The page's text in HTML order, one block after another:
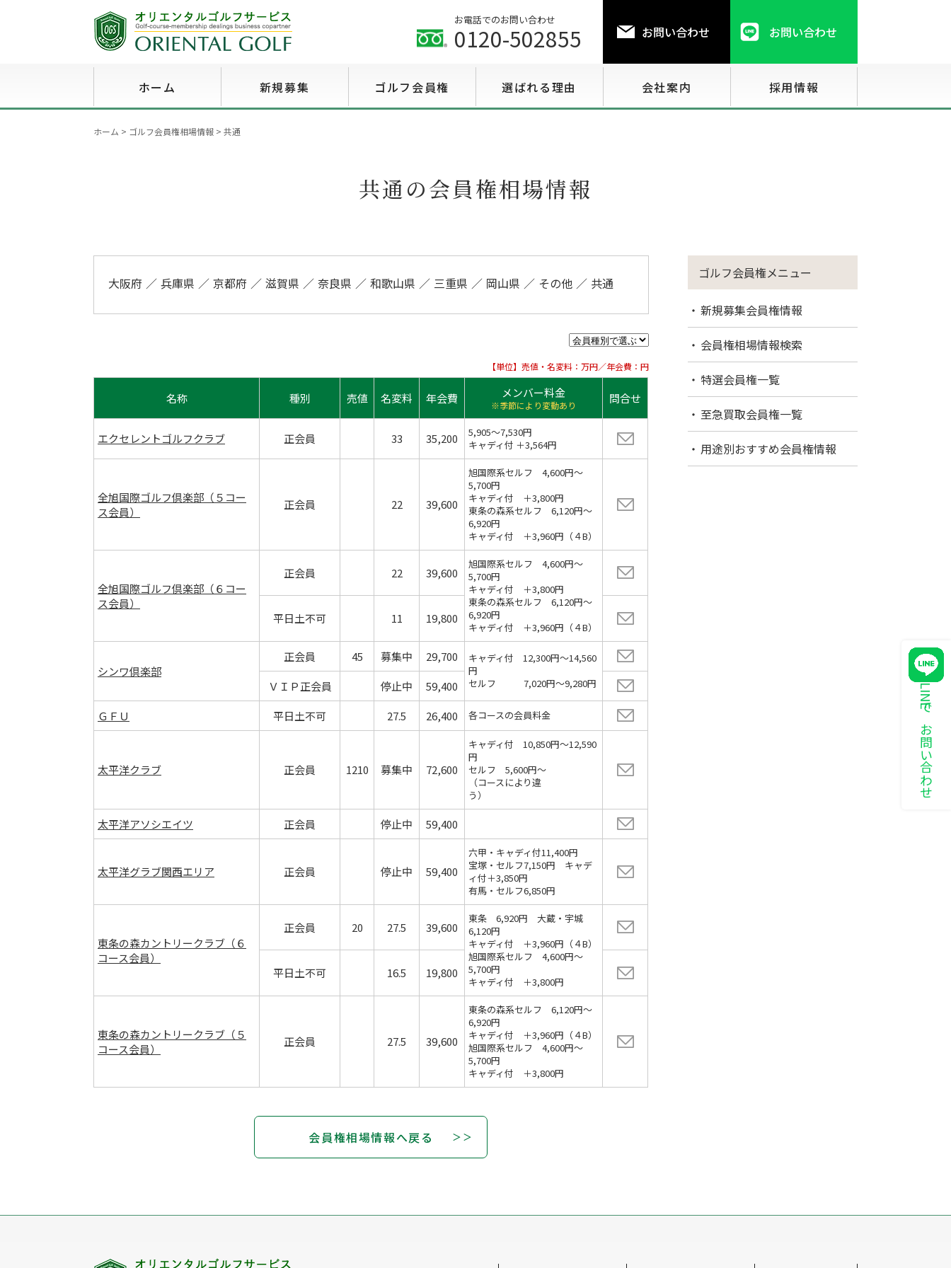
お電話でのお問い合わせ
0120-502855 お問い合わせ お問い合わせ
ホーム 新規募集 ゴルフ会員権
至急買い会員権情報
選ばれる理由 会社案内 採用情報
LINEでお問い合わせ
ホーム > ゴルフ会員権相場情報 > 共通
共通の会員権相場情報
大阪府 兵庫県 京都府 滋賀県 奈良県 和歌山県 三重県 岡山県 その他 共通
【単位】売値・名変料：万円／年会費：円
名称 種別 売値 名変料 年会費 メンバー料金
※季節により変動あり 問合せ
エクセレントゴルフクラブ 正会員 33 35,200
5,905〜7,530円
キャディ付 ＋3,564円
全旭国際ゴルフ倶楽部（５コー
ス会員）
正会員 22 39,600
旭国際系セルフ 4,600円～
5,700円
キャディ付 ＋3,800円
東条の森系セルフ 6,120円～
6,920円
キャディ付 ＋3,960円（４B）
全旭国際ゴルフ倶楽部（６コー
ス会員）
正会員 22 39,600
旭国際系セルフ 4,600円～
5,700円
キャディ付 ＋3,800円
東条の森系セルフ 6,120円～
6,920円
キャディ付 ＋3,960円（４B）
平日土不可 11 19,800
シンワ倶楽部
正会員 45 募集中 29,700
キャディ付 12,300円～14,560
円
セルフ 7,020円～9,280円
ＶＩＰ正会員 停止中
59,400
ＧＦＵ
平日土不可 27.5 26,400 各コースの会員料金
太平洋クラブ 正会員 1210 募集中 72,600
キャディ付 10,850円～12,590
円
セルフ 5,600円～
（コースにより違
う）
太平洋アソシエイツ 正会員 停止中 59,400
太平洋グラブ関西エリア 正会員 停止中 59,400
六甲・キャディ付11,400円
宝塚・セルフ7,150円 キャデ
ィ付＋3,850円
有馬・セルフ6,850円
東条の森カントリークラブ（６
コース会員）
正会員 20 27.5 39,600
東条 6,920円 大蔵・宇城
6,120円
キャディ付 ＋3,960円（４B）
旭国際系セルフ 4,600円～
5,700円
キャディ付 ＋3,800円
平日土不可 16.5 19,800
東条の森カントリークラブ（５
コース会員）
正会員 27.5 39,600
東条の森系セルフ 6,120円～
6,920円
キャディ付 ＋3,960円（４B）
旭国際系セルフ 4,600円～
5,700円
キャディ付 ＋3,800円
会員権相場情報へ戻る
ゴルフ会員権メニュー
新規募集会員権情報
会員権相場情報検索
特選会員権一覧
至急買取会員権一覧
用途別おすすめ会員権情報